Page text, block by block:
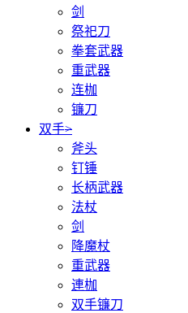
剑
祭祀刀
拳套武器
重武器
连枷
镰刀
双手>
斧头
钉锤
长柄武器
法杖
剑
降魔杖
重武器
連枷
双手镰刀